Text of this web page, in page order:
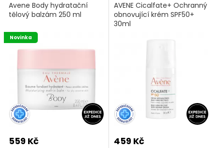
Avene Body hydratační
tělový balzám 250 ml
Novinka
559 Kč
AVENE Cicalfate+ Ochranný
obnovující krém SPF50+
30ml
459 Kč